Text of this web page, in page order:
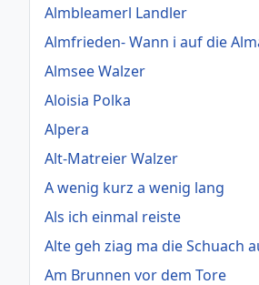
Almbleamerl Landler
Almfrieden- Wann i auf die
Almsee Walzer
Aloisia Polka
Alpera
Alt-Matreier Walzer
A wenig kurz a wenig lang
Als ich einmal reiste
Alte geh ziag ma die Schuach
Am Brunnen vor dem Tore